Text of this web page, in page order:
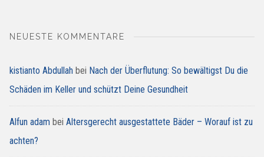
NEUESTE KOMMENTARE
kistianto Abdullah bei Nach der Überflutung: So bewältigst Du die
Schäden im Keller und schützt Deine Gesundheit
Alfun adam bei Altersgerecht ausgestattete Bäder – Worauf ist zu
achten?